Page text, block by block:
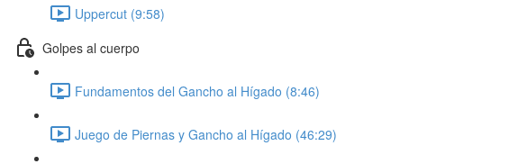
Uppercut (9:58)
Golpes al cuerpo
Fundamentos del Gancho al Hígado (8:46)
Juego de Piernas y Gancho al Hígado (46:29)